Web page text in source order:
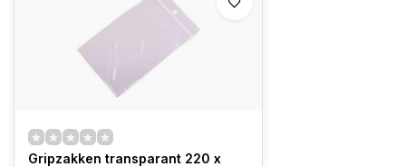
Gripzakken transparant 220 x